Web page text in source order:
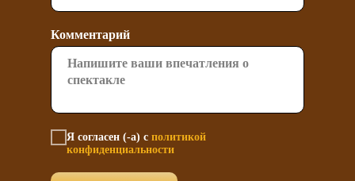
Комментарий
Я согласен (-а) с политикой
конфиденциальности